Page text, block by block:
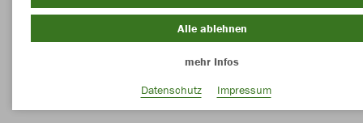
Alle ablehnen
mehr Infos
Datenschutz
Impressum